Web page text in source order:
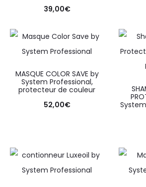
39,00€
MASQUE COLOR SAVE by
System Professional,
protecteur de couleur
52,00€